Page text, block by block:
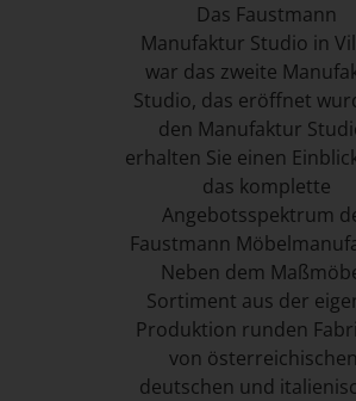
Das Faustmann
Manufaktur Studio in
war das zweite
Studio, das eröffnet
den Manufaktur
erhalten Sie einen
das komplette
Angebotsspektrum
Faustmann
Neben dem
Sortiment aus der
Produktion runden
von
deutschen und